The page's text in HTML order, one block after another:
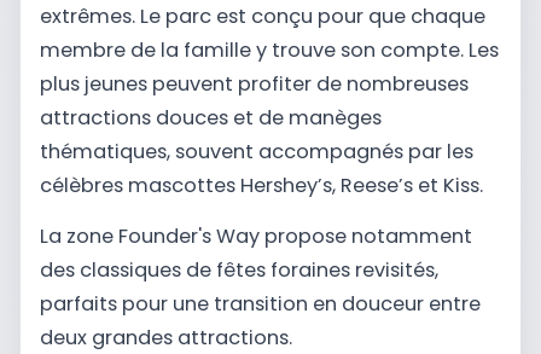
extrêmes. Le parc est conçu pour que chaque
membre de la famille y trouve son compte. Les
plus jeunes peuvent profiter de nombreuses
attractions douces et de manèges
thématiques, souvent accompagnés par les
célèbres mascottes Hershey’s, Reese’s et Kiss.
La zone Founder's Way propose notamment
des classiques de fêtes foraines revisités,
parfaits pour une transition en douceur entre
deux grandes attractions.